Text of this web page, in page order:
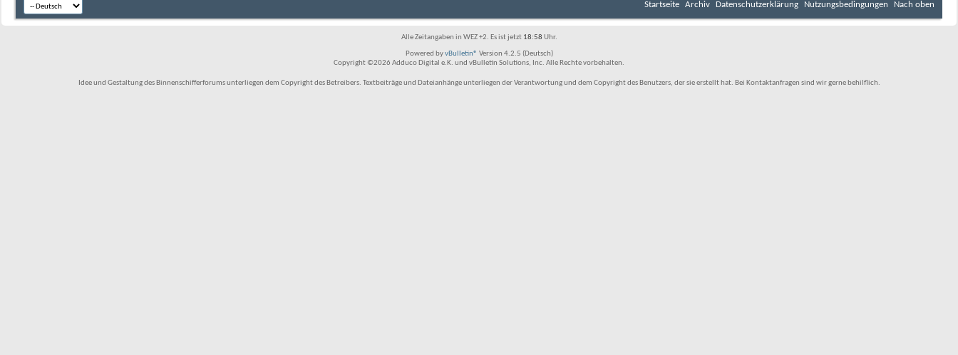
Startseite Archiv Datenschutzerklärung Nutzungsbedingungen Nach oben
Alle Zeitangaben in WEZ +2. Es ist jetzt 18:58 Uhr.
Powered byvBulletin® Version 4.2.5 (Deutsch)
Copyright ©2026 Adduco Digital e.K. und vBulletin Solutions, Inc. Alle Rechte vorbehalten.
Idee und Gestaltung des Binnenschifferforums unterliegen dem Copyright des Betreibers. Textbeiträge und Dateianhänge unterliegen der Verantwortung und dem Copyright des Benutzers, der sie erstellt hat. Bei Kontaktanfragen sind wir gerne behilflich.